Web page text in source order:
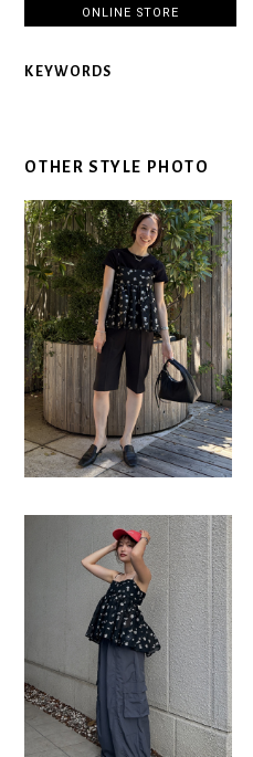
ONLINE STORE
KEYWORDS
OTHER STYLE PHOTO